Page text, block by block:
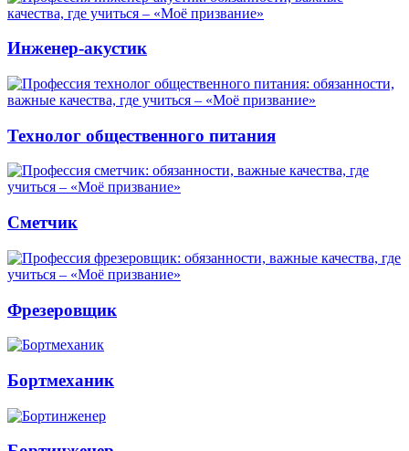
Инженер-акустик
Технолог общественного питания
Сметчик
Фрезеровщик
Бортмеханик